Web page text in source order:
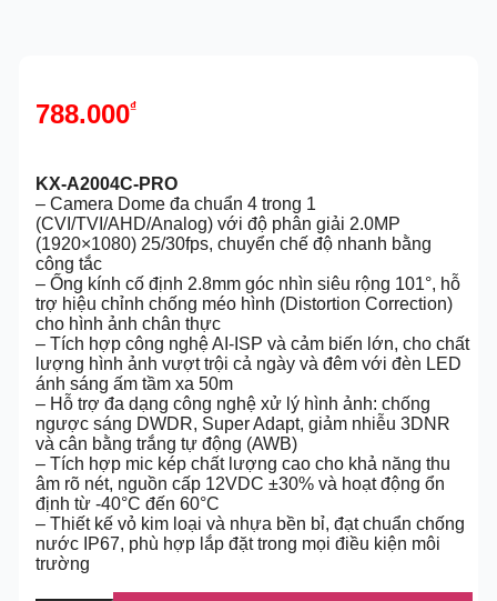
788.000₫
KX-A2004C-PRO
– Camera Dome đa chuẩn 4 trong 1
(CVI/TVI/AHD/Analog) với độ phân giải 2.0MP
(1920×1080) 25/30fps, chuyển chế độ nhanh bằng
công tắc
– Ống kính cố định 2.8mm góc nhìn siêu rộng 101°, hỗ
trợ hiệu chỉnh chống méo hình (Distortion Correction)
cho hình ảnh chân thực
– Tích hợp công nghệ AI-ISP và cảm biến lớn, cho chất
lượng hình ảnh vượt trội cả ngày và đêm với đèn LED
ánh sáng ấm tầm xa 50m
– Hỗ trợ đa dạng công nghệ xử lý hình ảnh: chống
ngược sáng DWDR, Super Adapt, giảm nhiễu 3DNR
và cân bằng trắng tự động (AWB)
– Tích hợp mic kép chất lượng cao cho khả năng thu
âm rõ nét, nguồn cấp 12VDC ±30% và hoạt động ổn
định từ -40°C đến 60°C
– Thiết kế vỏ kim loại và nhựa bền bỉ, đạt chuẩn chống
nước IP67, phù hợp lắp đặt trong mọi điều kiện môi
trường